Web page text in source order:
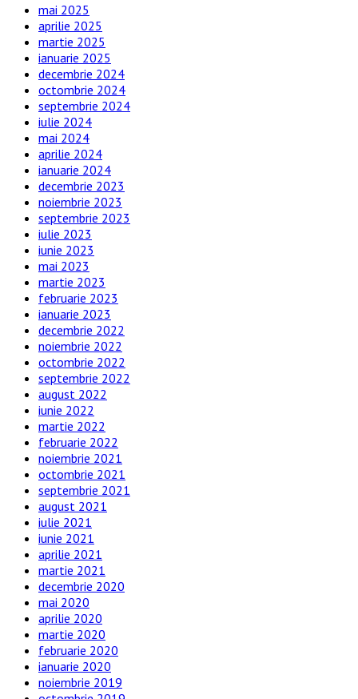
mai 2025
aprilie 2025
martie 2025
ianuarie 2025
decembrie 2024
octombrie 2024
septembrie 2024
iulie 2024
mai 2024
aprilie 2024
ianuarie 2024
decembrie 2023
noiembrie 2023
septembrie 2023
iulie 2023
iunie 2023
mai 2023
martie 2023
februarie 2023
ianuarie 2023
decembrie 2022
noiembrie 2022
octombrie 2022
septembrie 2022
august 2022
iunie 2022
martie 2022
februarie 2022
noiembrie 2021
octombrie 2021
septembrie 2021
august 2021
iulie 2021
iunie 2021
aprilie 2021
martie 2021
decembrie 2020
mai 2020
aprilie 2020
martie 2020
februarie 2020
ianuarie 2020
noiembrie 2019